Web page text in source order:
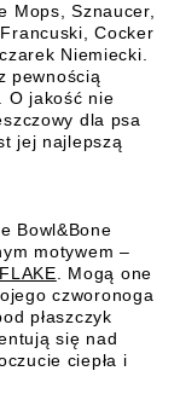
Mops, Sznaucer,
Cocker
Niemiecki.
pewnością
O jakość nie
dla psa
jej najlepszą
Bowl&Bone
motywem –
. Mogą one
czworonoga
płaszczyk
się nad
ciepła i